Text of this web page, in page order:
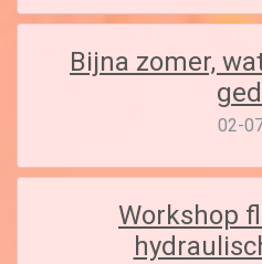
Bijna zomer,
02-
Workshop